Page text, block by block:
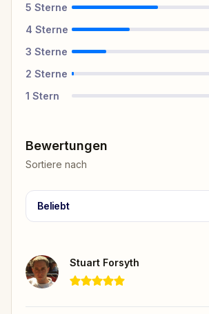
5 Sterne
4 Sterne
3 Sterne
2 Sterne
1 Stern
Bewertungen
Sortiere nach
Beliebt
Stuart Forsyth